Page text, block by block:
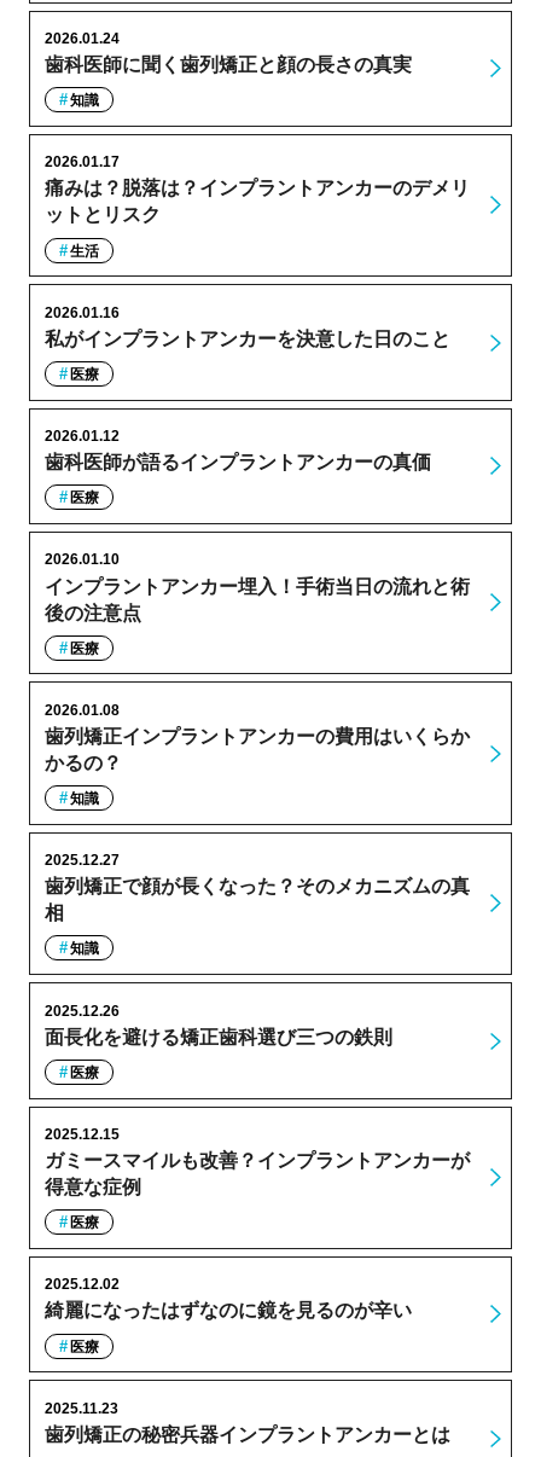
歯科医師に聞く歯列矯正と顔の長さの真実
2026.01.24
知識
痛みは？脱落は？インプラントアンカーのデメリ
ットとリスク
2026.01.17
生活
私がインプラントアンカーを決意した日のこと
2026.01.16
医療
歯科医師が語るインプラントアンカーの真価
2026.01.12
医療
インプラントアンカー埋入！手術当日の流れと術
後の注意点
2026.01.10
医療
歯列矯正インプラントアンカーの費用はいくらか
かるの？
2026.01.08
知識
歯列矯正で顔が長くなった？そのメカニズムの真
相
2025.12.27
知識
面長化を避ける矯正歯科選び三つの鉄則
2025.12.26
医療
ガミースマイルも改善？インプラントアンカーが
得意な症例
2025.12.15
医療
綺麗になったはずなのに鏡を見るのが辛い
2025.12.02
医療
歯列矯正の秘密兵器インプラントアンカーとは
2025.11.23